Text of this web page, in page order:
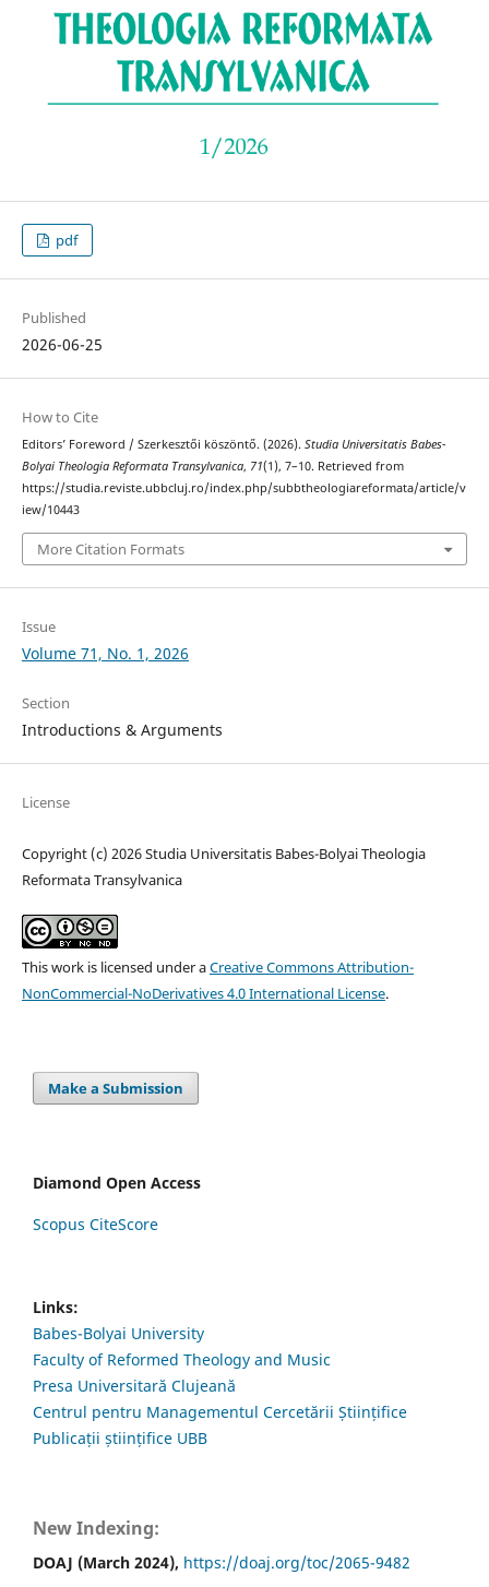
pdf
Published
2026-06-25
How to Cite
Editors’ Foreword / Szerkesztői köszöntő. (2026). Studia Universitatis Babes-
Bolyai Theologia Reformata Transylvanica, 71(1), 7–10. Retrieved from
https://studia.reviste.ubbcluj.ro/index.php/subbtheologiareformata/article/v
iew/10443
More Citation Formats
Issue
Volume 71, No. 1, 2026
Section
Introductions & Arguments
License
Copyright (c) 2026 Studia Universitatis Babes-Bolyai Theologia
Reformata Transylvanica
This work is licensed under aCreative Commons Attribution-
NonCommercial-NoDerivatives 4.0 International License.
Make a Submission
Diamond Open Access
Scopus CiteScore
Links:
Babes-Bolyai University
Faculty of Reformed Theology and Music
Presa Universitară Clujeană
Centrul pentru Managementul Cercetării Științifice
Publicații științifice UBB
New Indexing:
DOAJ (March 2024), https://doaj.org/toc/2065-9482